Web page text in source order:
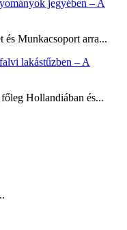
jegyében – A
Munkacsoport arra...
lakástűzben – A
Hollandiában és...